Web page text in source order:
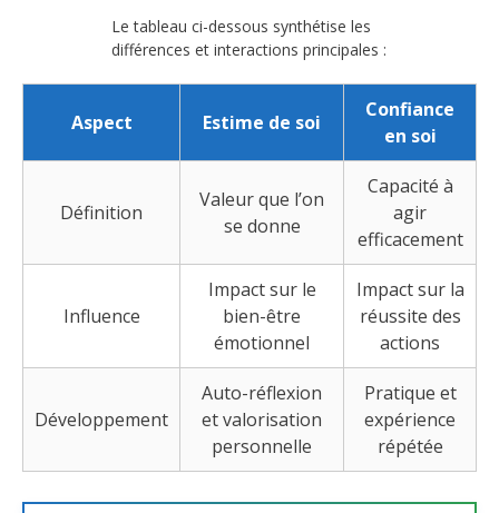
Le tableau ci-dessous synthétise les
différences et interactions principales :
Aspect Estime de soi
Confiance
en soi
Définition
Valeur que l’on
se donne
Capacité à
agir
efficacement
Influence
Impact sur le
bien-être
émotionnel
Impact sur la
réussite des
actions
Développement
Auto-réflexion
et valorisation
personnelle
Pratique et
expérience
répétée